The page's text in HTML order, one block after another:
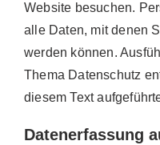
Website besuchen.
alle Daten, mit denen
werden können.
Thema Datenschutz
diesem Text
Datenerfassung